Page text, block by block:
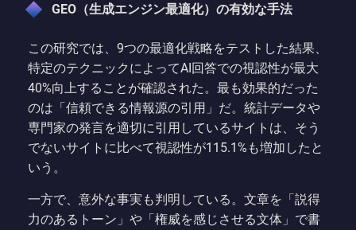
GEO（生成エンジン最適化）の有効な手法
この研究では、9つの最適化戦略をテストした結果、
特定のテクニックによってAI回答での視認性が最大
40%向上することが確認された。最も効果的だった
のは「信頼できる情報源の引用」だ。統計データや
専門家の発言を適切に引用しているサイトは、そう
でないサイトに比べて視認性が115.1%も増加したと
いう。
一方で、意外な事実も判明している。文章を「説得
力のあるトーン」や「権威を感じさせる文体」で書